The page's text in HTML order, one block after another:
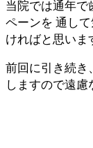
当院では通年
ペーンを 通し
ければと思いま
前回に引き続き
しますので遠慮